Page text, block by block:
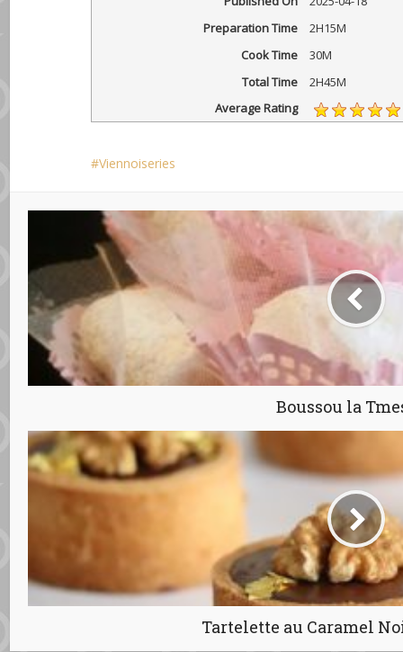
Preparation Time
2H15M
Cook Time
30M
Total Time
2H45M
Average Rating
Viennoiseries
Boussou la
Tartelette au Caramel